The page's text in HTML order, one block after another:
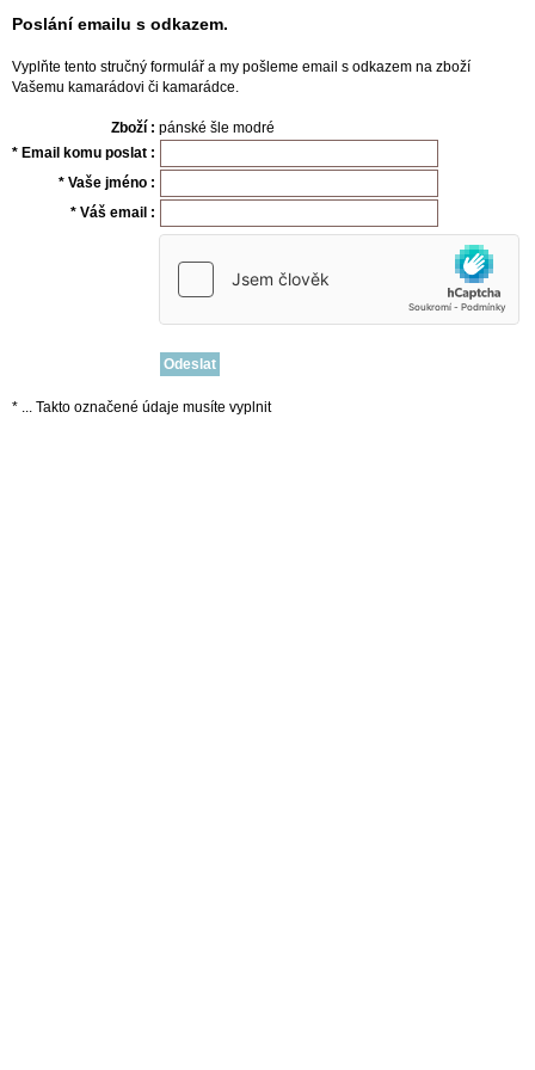
Poslání emailu s odkazem.
Vyplňte tento stručný formulář a my pošleme email s odkazem na zboží
Vašemu kamarádovi či kamarádce.
Zboží : pánské šle modré
* Email komu poslat :
* Vaše jméno :
* Váš email :
* ... Takto označené údaje musíte vyplnit